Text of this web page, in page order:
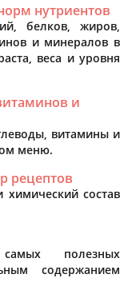
нутриентов
белков, жиров,
и минералов в
веса и уровня
и
витамины и
меню.
рецептов
химический состав
полезных
содержанием